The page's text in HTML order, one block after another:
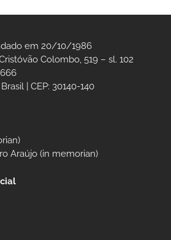
em 20/10/1986
Colombo, 519 – sl. 102
| CEP: 30140-140
Araújo (in memorian)